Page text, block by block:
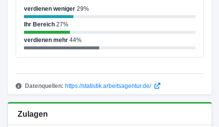
verdienen weniger29%
Ihr Bereich27%
verdienen mehr44%
Datenquellen: https://statistik.arbeitsagentur.de/
Zulagen